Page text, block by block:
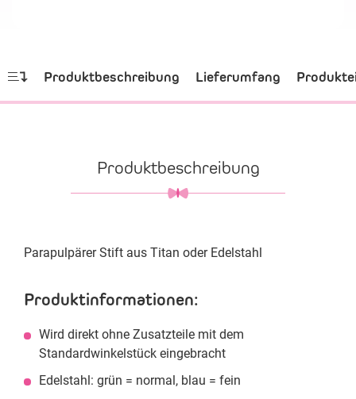
Produktbeschreibung Lieferumfang
Produktbeschreibung
Parapulpärer Stift aus Titan oder Edelstahl
Produktinformationen:
Wird direkt ohne Zusatzteile mit dem
Standardwinkelstück eingebracht
Edelstahl: grün = normal, blau = fein